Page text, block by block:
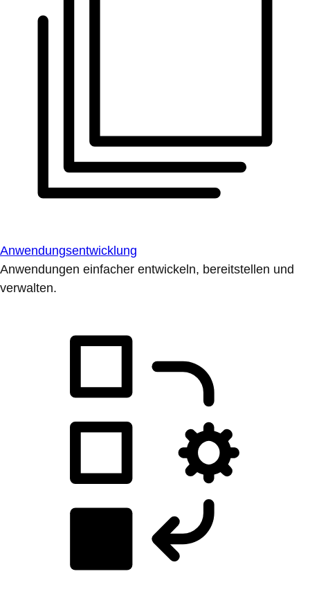
Anwendungsentwicklung
Anwendungen einfacher entwickeln, bereitstellen und
verwalten.